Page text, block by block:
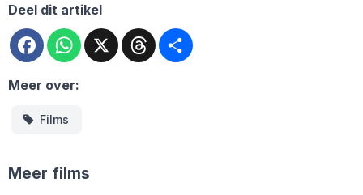
Deel dit artikel
FacebookWhatsApp
X Threads
Meer over:
Films
Meer films